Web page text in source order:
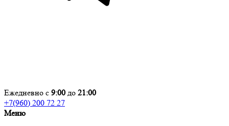
Ежедневно с 9:00 до 21:00
+7(960) 200 72 27
Меню